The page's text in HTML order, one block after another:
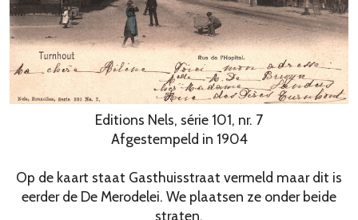
Editions Nels, série 101, nr. 7
Afgestempeld in 1904
Op de kaart staat Gasthuisstraat vermeld maar dit is
eerder de De Merodelei. We plaatsen ze onder beide
straten.